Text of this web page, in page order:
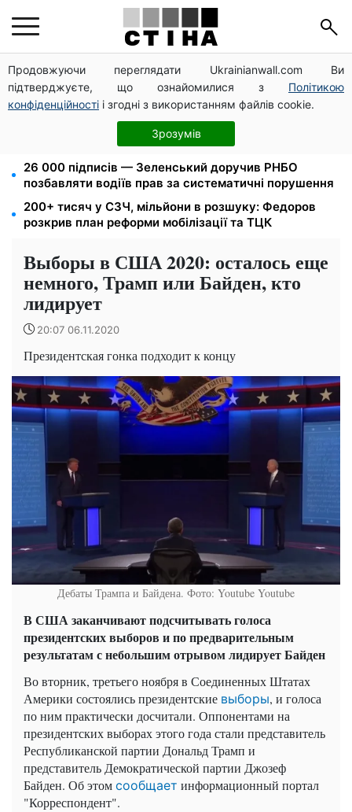
Продовжуючи переглядати Ukrainianwall.com Ви
підтверджуєте, що ознайомилися з Політикою
конфіденційності і згодні з використанням файлів cookie.
Зрозумів
Мавіки, зарядні станції та апарати для реанімації:
Християнський корпус передав вантаж на
Запорізький та Покровський напрямки
8 451 грн замість пакунка малюка: Пенсійний фонд
пояснив, як отримати гроші
26 000 підписів — Зеленський доручив РНБО
позбавляти водіїв прав за систематичні порушення
200+ тисяч у СЗЧ, мільйони в розшуку: Федоров
розкрив план реформи мобілізації та ТЦК
Выборы в США 2020: осталось еще
немного, Трамп или Байден, кто
лидирует
20:07 06.11.2020
Президентская гонка подходит к концу
Дебаты Трампа и Байдена. Фото: Youtube Youtube
В США заканчивают подсчитывать голоса
президентских выборов и по предварительным
результатам с небольшим отрывом лидирует Байден
Во вторник, третьего ноября в Соединенных Штатах
Америки состоялись президентские выборы, и голоса
по ним практически досчитали. Оппонентами на
президентских выборах этого года стали представитель
Республиканской партии Дональд Трамп и
представитель Демократической партии Джозеф
Байден. Об этом сообщает информационный портал
"Корреспондент".